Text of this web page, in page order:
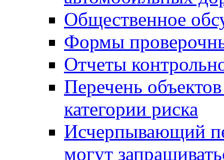
Общественное
Формы
Отчеты
Перечень
категории риска
Исчерпывающий
могут